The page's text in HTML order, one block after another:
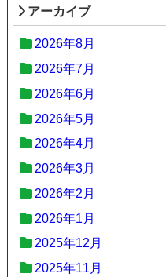
アーカイブ
2026年8月
2026年7月
2026年6月
2026年5月
2026年4月
2026年3月
2026年2月
2026年1月
2025年12月
2025年11月